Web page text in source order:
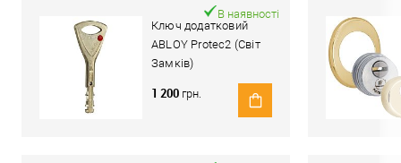
Ключ додатковий
ABLOY Protec2 (Світ
Замків)
В наявності
1 200 грн.